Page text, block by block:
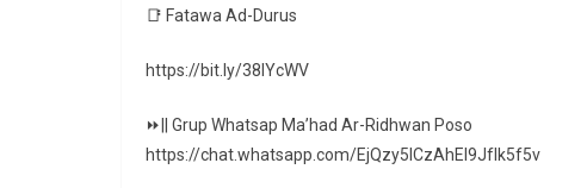
📑 Fatawa Ad-Durus
https://bit.ly/38IYcWV
⏩|| Grup Whatsap Ma’had Ar-Ridhwan Poso
https://chat.whatsapp.com/EjQzy5ICzAhEl9JfIk5f5v